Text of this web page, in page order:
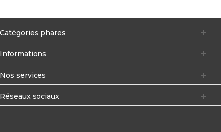
Catégories phares
Informations
Nos services
Réseaux sociaux